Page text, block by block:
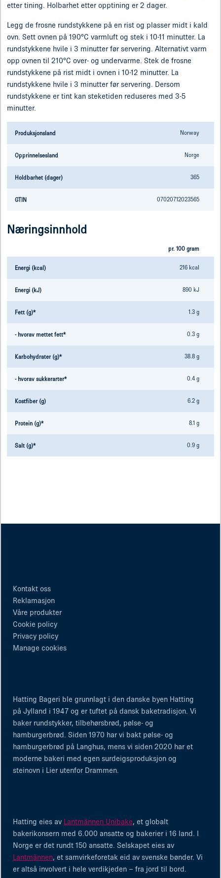
etter tining. Holbarhet etter opptining er 2 dager.
Legg de frosne rundstykkene på en rist og plasser midt i kald
ovn. Sett ovnen på 190°C varmluft og stek i 10-11 minutter. La
rundstykkene hvile i 3 minutter før servering. Alternativt varm
opp ovnen til 210°C over- og undervarme. Stek de frosne
rundstykkene på rist midt i ovnen i 10-12 minutter. La
rundstykkene hvile i 3 minutter før servering. Dersom
rundstykkene er tint kan steketiden reduseres med 3-5
minutter.
Produksjonsland Norway
Opprinnelsesland Norge
Holdbarhet (dager) 365
GTIN 07020712023565
Næringsinnhold
pr. 100 gram
Energi (kcal) 216 kcal
Energi (kJ) 890 kJ
Fett (g)* 1.3 g
- hvorav mettet fett* 0.3 g
Karbohydrater (g)* 38.8 g
- hvorav sukkerarter* 0.4 g
Kostfiber (g) 6.2 g
Protein (g)* 8.1 g
Salt (g)* 0.9 g
Kontakt oss
Reklamasjon
Våre produkter
Cookie policy
Privacy policy
Manage cookies
Hatting Bageri ble grunnlagt i den danske byen Hatting
på Jylland i 1947 og er tuftet på dansk baketradisjon. Vi
baker rundstykker, tilbehørsbrød, pølse- og
hamburgerbrød. Siden 1970 har vi bakt pølse- og
hamburgerbrød på Langhus, mens vi siden 2020 har et
moderne bakeri med egen surdeigsproduksjon og
steinovn i Lier utenfor Drammen.
Hatting eies av Lantmännen Unibake, et globalt
bakerikonsern med 6.000 ansatte og bakerier i 16 land. I
Norge er det rundt 150 ansatte. Selskapet eies av
Lantmännen, et samvirkeforetak eid av svenske bønder. Vi
er altså involvert i hele verdikjeden – fra jord til bord.